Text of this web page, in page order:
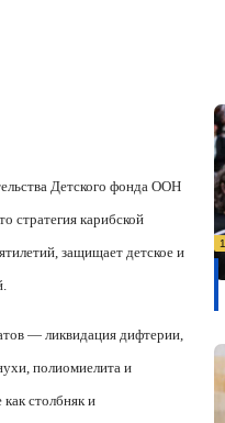
Детского фонда ООН
стратегия карибской
защищает детское и
— ликвидация дифтерии,
полиомиелита и
столбняк и